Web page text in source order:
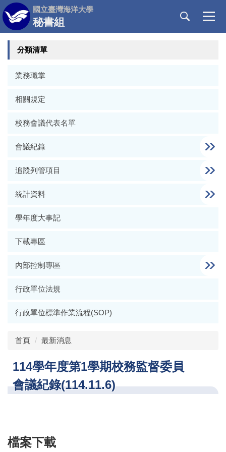
跳
到
主
要
國立臺灣海洋大學
秘書組
分類清單
業務職掌
相關規定
校務會議代表名單
會議紀錄
追蹤列管項目
統計資料
學年度大事記
下載專區
內部控制專區
行政單位法規
行政單位標準作業流程(SOP)
首頁 最新消息
114學年度第1學期校務監督委員
會議紀錄(114.11.6)